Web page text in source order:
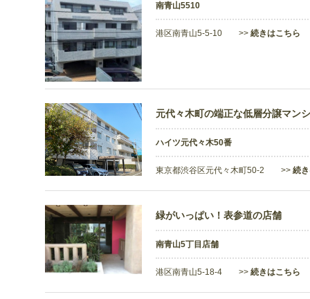
南青山5510
港区南青山5-5-10 >> 続きはこちら
元代々木町の端正な低層分譲マン
ハイツ元代々木50番
東京都渋谷区元代々木町50-2 >> 続
緑がいっぱい！表参道の店舗
南青山5丁目店舗
港区南青山5-18-4 >> 続きはこちら